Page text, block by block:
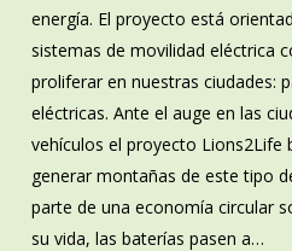
energía. El proyecto está
sistemas de movilidad eléctrica
proliferar en nuestras ciudades:
eléctricas. Ante el auge en las
vehículos el proyecto Lions2Life
generar montañas de este tipo
parte de una economía circular
su vida, las baterías pasen a…